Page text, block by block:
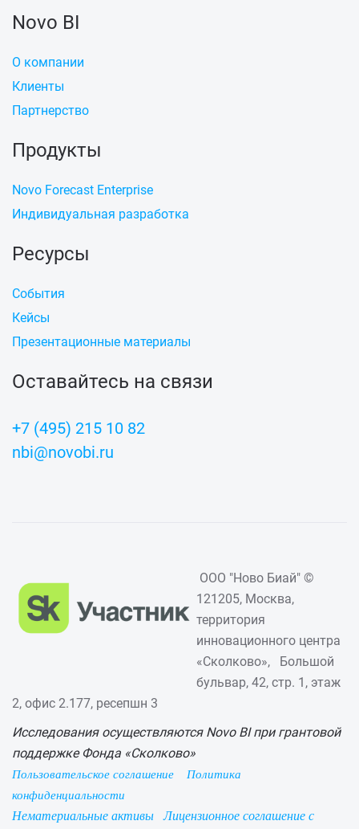
Novo BI
О компании
Клиенты
Партнерство
Продукты
Novo Forecast Enterprise
Индивидуальная разработка
Ресурсы
События
Кейсы
Презентационные материалы
Оставайтесь на связи
+7 (495) 215 10 82
nbi@novobi.ru
ООО "Ново Биай" ©
121205, Москва,
территория
инновационного центра
«Сколково», Большой
бульвар, 42, стр. 1, этаж
2, офис 2.177, ресепшн 3
Исследования осуществляются Novo BI при грантовой
поддержке Фонда «Сколково»
Пользовательское соглашение
Политика
конфиденциальности
Нематериальные активы Лицензионное соглашение с